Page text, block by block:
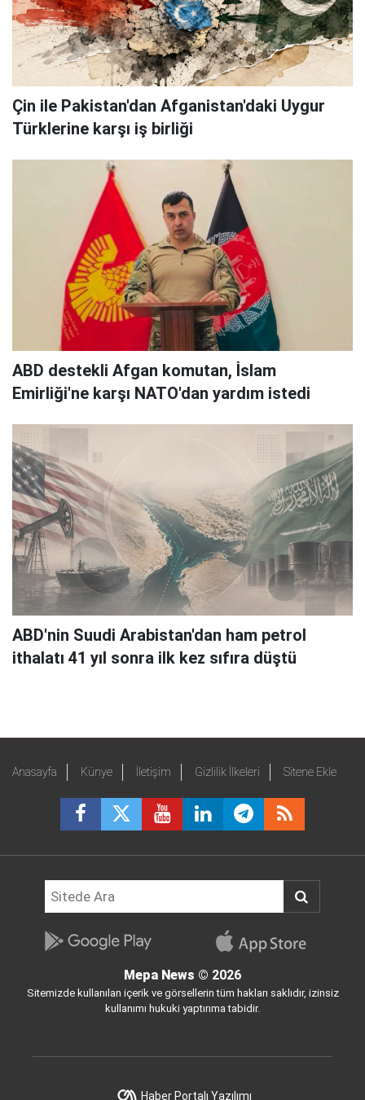
Çin ile Pakistan'dan Afganistan'daki Uygur
Türklerine karşı iş birliği
ABD destekli Afgan komutan, İslam
Emirliği'ne karşı NATO'dan yardım istedi
ABD'nin Suudi Arabistan'dan ham petrol
ithalatı 41 yıl sonra ilk kez sıfıra düştü
Anasayfa Künye İletişim Gizlilik İlkeleri Sitene Ekle
Mepa News © 2026
Sitemizde kullanılan içerik ve görsellerin tüm hakları saklıdır, izinsiz
kullanımı hukuki yaptırıma tabidir.
Haber Portalı Yazılımı